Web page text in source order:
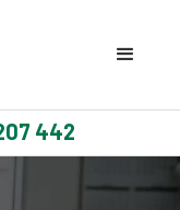
442